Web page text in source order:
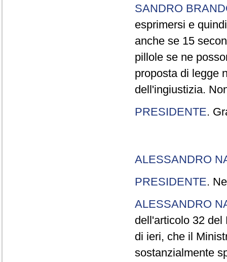
SANDRO
esprimersi e
anche se 15
pillole se ne
proposta di legge
dell'ingiustizia.
PRESIDENTE.
ALESSANDRO
PRESIDENTE.
ALESSANDRO
dell'articolo 32 del
di ieri, che il
sostanzialmente